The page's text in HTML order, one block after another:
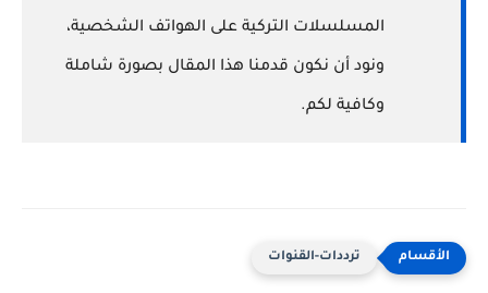
المسلسلات التركية على الهواتف الشخصية،
ونود أن نكون قدمنا هذا المقال بصورة شاملة
وكافية لكم.
ترددات-القنوات